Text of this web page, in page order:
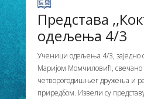
Представа
одељења 4/3
Ученици одељења 4/3, заједно
Маријом Момчиловић, свечано
четворогодишњег дружења и
приредбом. Извели су представу